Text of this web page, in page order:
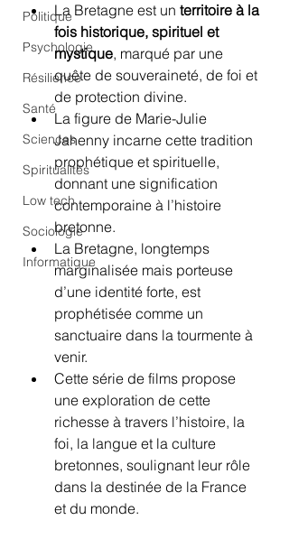
Politique
Psychologie
Résilience
Santé
Sciences
Spiritualités
Low tech
Sociologie
Informatique
La Bretagne est un territoire à la
fois historique, spirituel et
mystique, marqué par une
quête de souveraineté, de foi et
de protection divine.
La figure de Marie-Julie
Jahenny incarne cette tradition
prophétique et spirituelle,
donnant une signification
contemporaine à l’histoire
bretonne.
La Bretagne, longtemps
marginalisée mais porteuse
d’une identité forte, est
prophétisée comme un
sanctuaire dans la tourmente à
venir.
Cette série de films propose
une exploration de cette
richesse à travers l’histoire, la
foi, la langue et la culture
bretonnes, soulignant leur rôle
dans la destinée de la France
et du monde.